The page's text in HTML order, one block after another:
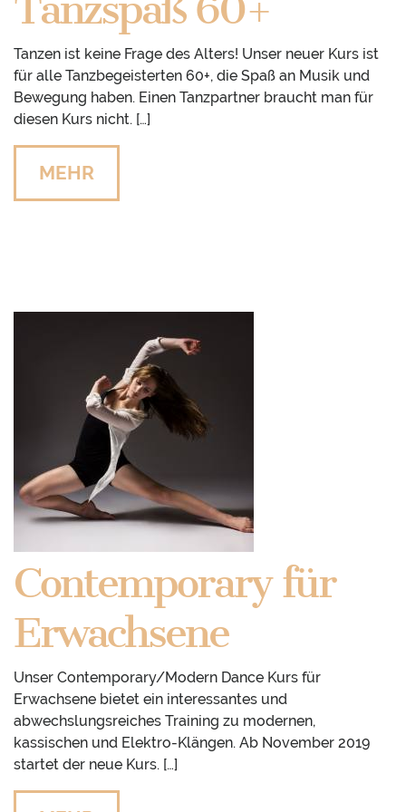
Tanzen ist keine Frage des Alters! Unser neuer Kurs ist
für alle Tanzbegeisterten 60+, die Spaß an Musik und
Bewegung haben. Einen Tanzpartner braucht man für
diesen Kurs nicht. […]
MEHR
Contemporary für
Erwachsene
Unser Contemporary/Modern Dance Kurs für
Erwachsene bietet ein interessantes und
abwechslungsreiches Training zu modernen,
kassischen und Elektro-Klängen. Ab November 2019
startet der neue Kurs. […]